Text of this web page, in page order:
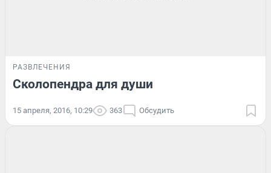
РАЗВЛЕЧЕНИЯ
Сколопендра для души
15 апреля, 2016, 10:29 363 Обсудить